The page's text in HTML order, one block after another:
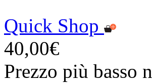
Quick Shop
40,00€
Prezzo più